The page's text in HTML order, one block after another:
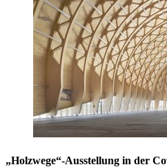
„Holzwege“-Ausstellung in der